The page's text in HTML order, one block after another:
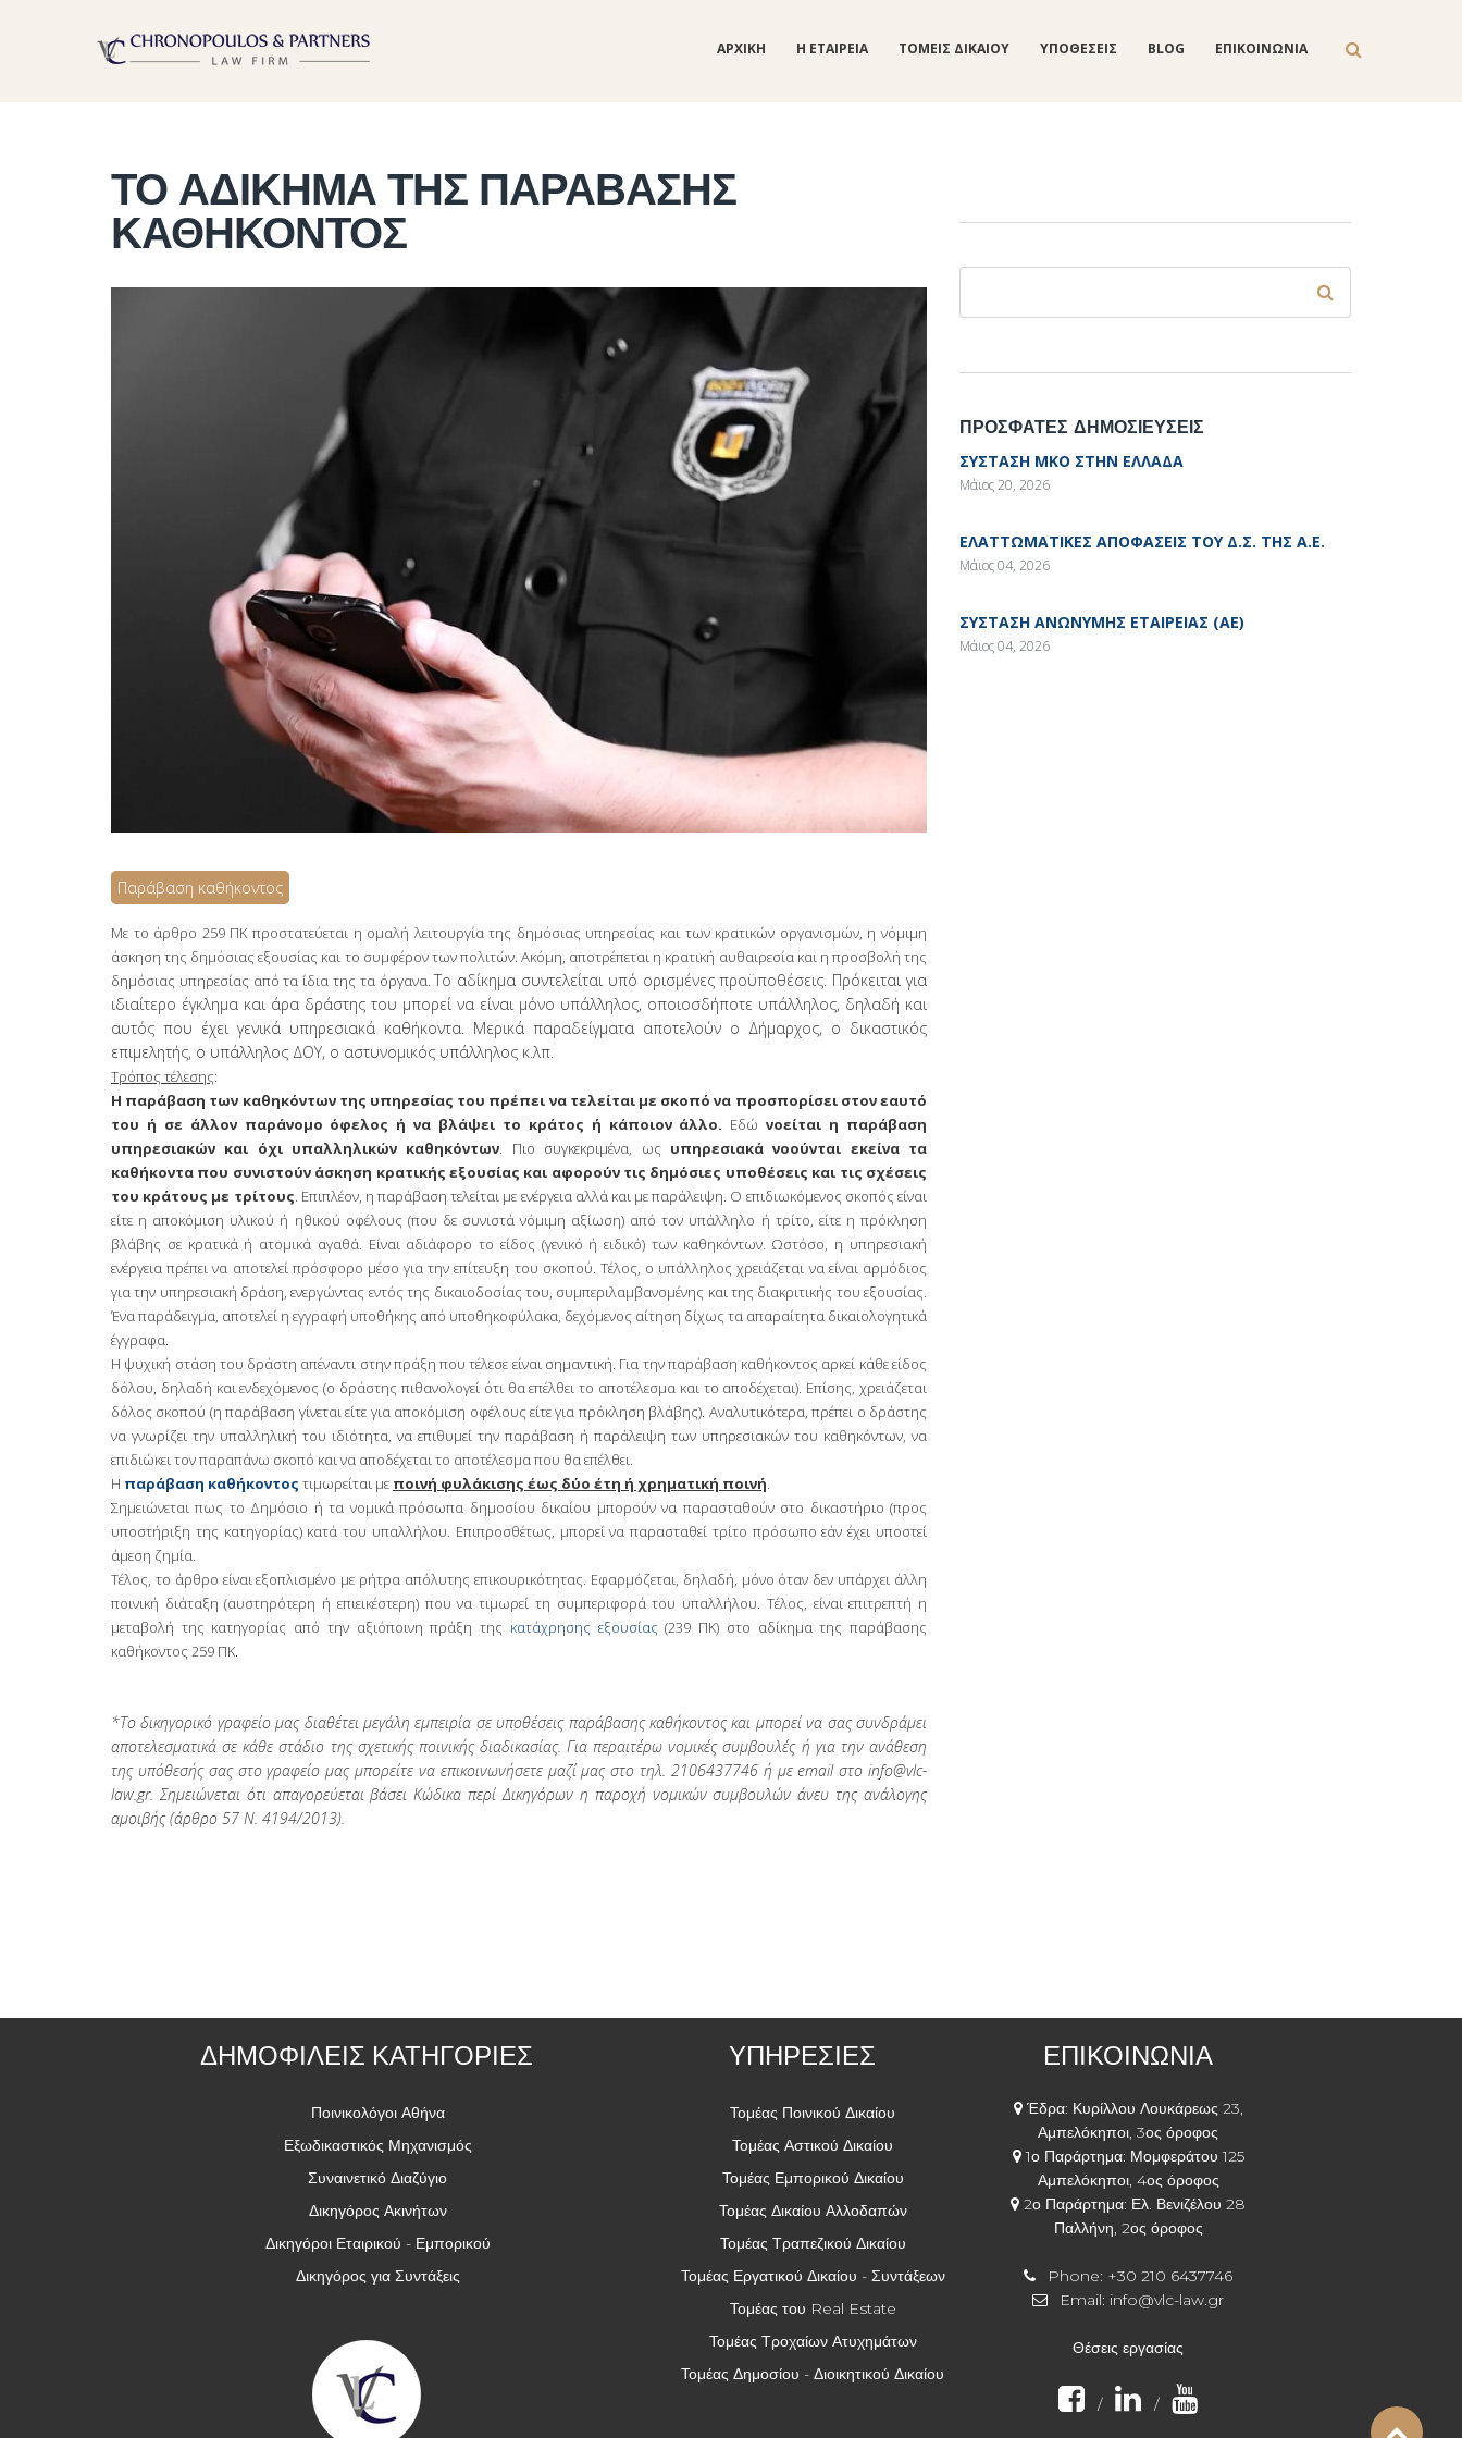
ΑΡΧΙΚΗ Η ΕΤΑΙΡΕΙΑ ΤΟΜΕΙΣ ΔΙΚΑΙΟΥ ΥΠΟΘΕΣΕΙΣ BLOG ΕΠΙΚΟΙΝΩΝΙΑ
ΤΟ ΑΔΙΚΗΜΑ ΤΗΣ ΠΑΡΑΒΑΣΗΣ
ΚΑΘΗΚΟΝΤΟΣ
Παράβαση καθήκοντος
Με το άρθρο 259 ΠΚ προστατεύεται η ομαλή λειτουργία της δημόσιας υπηρεσίας και των κρατικών οργανισμών, η νόμιμη
άσκηση της δημόσιας εξουσίας και το συμφέρον των πολιτών. Ακόμη, αποτρέπεται η κρατική αυθαιρεσία και η προσβολή της
δημόσιας υπηρεσίας από τα ίδια της τα όργανα.Το αδίκημα συντελείται υπό ορισμένες προϋποθέσεις. Πρόκειται για
ιδιαίτερο έγκλημα και άρα δράστης του μπορεί να είναι μόνο υπάλληλος, οποιοσδήποτε υπάλληλος, δηλαδή και
αυτός που έχει γενικά υπηρεσιακά καθήκοντα. Μερικά παραδείγματα αποτελούν ο Δήμαρχος, ο δικαστικός
επιμελητής, ο υπάλληλος ΔΟΥ, ο αστυνομικός υπάλληλος κ.λπ.
Τρόπος τέλεσης:
Η παράβαση των καθηκόντων της υπηρεσίας του πρέπει να τελείται με σκοπό να προσπορίσει στον εαυτό
του ή σε άλλον παράνομο όφελος ή να βλάψει το κράτος ή κάποιον άλλο. Εδώ νοείται η παράβαση
υπηρεσιακών και όχι υπαλληλικών καθηκόντων . Πιο συγκεκριμένα, ως υπηρεσιακά νοούνται εκείνα τα
καθήκοντα που συνιστούν άσκηση κρατικής εξουσίας και αφορούν τις δημόσιες υποθέσεις και τις σχέσεις
του κράτους με τρίτους . Επιπλέον, η παράβαση τελείται με ενέργεια αλλά και με παράλειψη. Ο επιδιωκόμενος σκοπός είναι
είτε η αποκόμιση υλικού ή ηθικού οφέλους (που δε συνιστά νόμιμη αξίωση) από τον υπάλληλο ή τρίτο, είτε η πρόκληση
βλάβης σε κρατικά ή ατομικά αγαθά. Είναι αδιάφορο το είδος (γενικό ή ειδικό) των καθηκόντων. Ωστόσο, η υπηρεσιακή
ενέργεια πρέπει να αποτελεί πρόσφορο μέσο για την επίτευξη του σκοπού. Τέλος, ο υπάλληλος χρειάζεται να είναι αρμόδιος
για την υπηρεσιακή δράση, ενεργώντας εντός της δικαιοδοσίας του, συμπεριλαμβανομένης και της διακριτικής του εξουσίας.
Ένα παράδειγμα, αποτελεί η εγγραφή υποθήκης από υποθηκοφύλακα, δεχόμενος αίτηση δίχως τα απαραίτητα δικαιολογητικά
έγγραφα.
Η ψυχική στάση του δράστη απέναντι στην πράξη που τέλεσε είναι σημαντική. Για την παράβαση καθήκοντος αρκεί κάθε είδος
δόλου, δηλαδή και ενδεχόμενος (ο δράστης πιθανολογεί ότι θα επέλθει το αποτέλεσμα και το αποδέχεται). Επίσης, χρειάζεται
δόλος σκοπού (η παράβαση γίνεται είτε για αποκόμιση οφέλους είτε για πρόκληση βλάβης). Αναλυτικότερα, πρέπει ο δράστης
να γνωρίζει την υπαλληλική του ιδιότητα, να επιθυμεί την παράβαση ή παράλειψη των υπηρεσιακών του καθηκόντων, να
επιδιώκει τον παραπάνω σκοπό και να αποδέχεται το αποτέλεσμα που θα επέλθει.
Η παράβαση καθήκοντος τιμωρείται με ποινή φυλάκισης έως δύο έτη ή χρηματική ποινή
Σημειώνεται πως το Δημόσιο ή τα νομικά πρόσωπα δημοσίου δικαίου μπορούν να παρασταθούν στο δικαστήριο (προς
υποστήριξη της κατηγορίας) κατά του υπαλλήλου. Επιπροσθέτως, μπορεί να παρασταθεί τρίτο πρόσωπο εάν έχει υποστεί
άμεση ζημία.
Τέλος, το άρθρο είναι εξοπλισμένο με ρήτρα απόλυτης επικουρικότητας. Εφαρμόζεται, δηλαδή, μόνο όταν δεν υπάρχει άλλη
ποινική διάταξη (αυστηρότερη ή επιεικέστερη) που να τιμωρεί τη συμπεριφορά του υπαλλήλου. Τέλος, είναι επιτρεπτή η
μεταβολή της κατηγορίας από την αξιόποινη πράξη της κατάχρησης εξουσίας (239 ΠΚ) στο αδίκημα της παράβασης
καθήκοντος 259 ΠΚ.
*Τοδικηγορικό γραφείο μας διαθέτει μεγάλη εμπειρία σε υποθέσεις παράβασης καθήκοντος και μπορεί να σας συνδράμει
αποτελεσματικά σε κάθε στάδιο της σχετικής ποινικής διαδικασίας. Για περαιτέρω νομικές συμβουλές ή για την ανάθεση
της υπόθεσής σας στο γραφείο μας μπορείτε να επικοινωνήσετε μαζί μας στο τηλ. 2106437746 ή με email στο info@vlc-
law gr. Σημειώνεται ότι απαγορεύεται βάσει Κώδικα περί Δικηγόρων η παροχή νομικών συμβουλών άνευ της ανάλογης
αμοιβής (άρθρο 57 Ν. 4194/2013).
ΠΡΟΣΦΑΤΕΣ ΔΗΜΟΣΙΕΥΣΕΙΣ
ΣΥΣΤΑΣΗ ΜΚΟ ΣΤΗΝ ΕΛΛΑΔΑ
Μάιος 20, 2026
ΕΛΑΤΤΩΜΑΤΙΚΕΣ ΑΠΟΦΑΣΕΙΣ ΤΟΥ Δ.Σ. ΤΗΣ Α.Ε.
Μάιος 04, 2026
ΣΥΣΤΑΣΗ ΑΝΩΝΥΜΗΣ ΕΤΑΙΡΕΙΑΣ (ΑΕ)
Μάιος 04, 2026
ΔΗΜΟΦΙΛΕΙΣ ΚΑΤΗΓΟΡΙΕΣ
Ποινικολόγοι Αθήνα
Εξωδικαστικός Μηχανισμός
Συναινετικό Διαζύγιο
Δικηγόρος Ακινήτων
Δικηγόροι Εταιρικού - Εμπορικού
Δικηγόρος για Συντάξεις
ΥΠΗΡΕΣΙΕΣ
Τομέας Ποινικού Δικαίου
Τομέας Αστικού Δικαίου
Τομέας Εμπορικού Δικαίου
Τομέας Δικαίου Αλλοδαπών
Τομέας Τραπεζικού Δικαίου
Τομέας Εργατικού Δικαίου - Συντάξεων
Τομέας του Real Estate
Τομέας Τροχαίων Ατυχημάτων
Τομέας Δημοσίου - Διοικητικού Δικαίου
ΕΠΙΚΟΙΝΩΝΙΑ
Έδρα: Κυρίλλου Λουκάρεως 23,
Αμπελόκηποι, 3ος όροφος
1ο Παράρτημα: Μομφεράτου 125
Αμπελόκηποι, 4ος όροφος
2ο Παράρτημα: Ελ. Βενιζέλου 28
Παλλήνη, 2ος όροφος
Phone: +30 210 6437746
Email: info@vlc-law.gr
Θέσεις εργασίας
/ /